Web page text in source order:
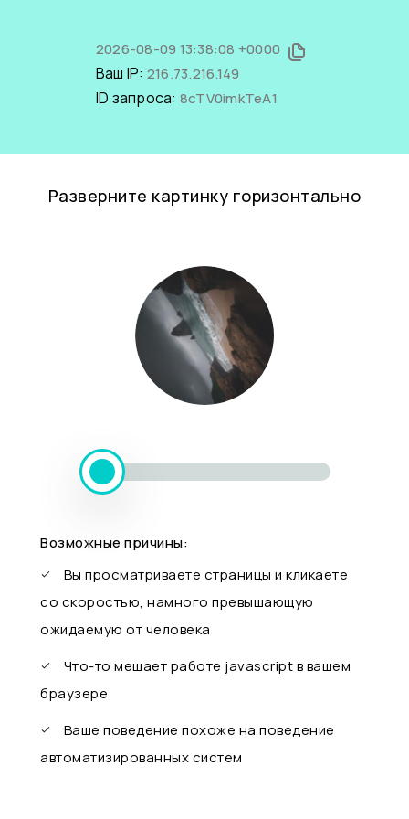
2026-08-09 13:38:08 +0000
Ваш IP: 216.73.216.149
ID запроса: 8cTV0imkTeA1
Разверните картинку горизонтально
Возможные причины:
Вы просматриваете страницы и кликаете
со скоростью, намного превышающую
ожидаемую от человека
Что-то мешает работе javascript в вашем
браузере
Ваше поведение похоже на поведение
автоматизированных систем